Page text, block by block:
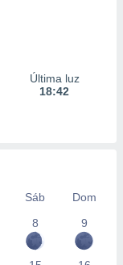
Última luz
18:42
Sáb
Dom
8 9